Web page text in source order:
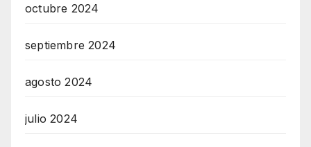
octubre 2024
septiembre 2024
agosto 2024
julio 2024